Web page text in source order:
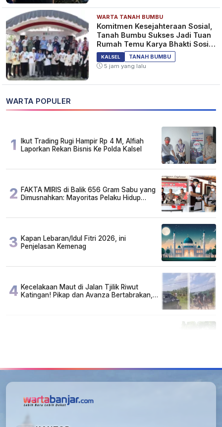
WARTA TANAH BUMBU
Komitmen Kesejahteraan Sosial,
Tanah Bumbu Sukses Jadi Tuan
Rumah Temu Karya Bhakti Sosial
PSM Ke-23
KALSEL
TANAH BUMBU
5 jam yang lalu
WARTA POPULER
1
Ikut Trading Rugi Hampir Rp 4 M, Alfiah
Laporkan Rekan Bisnis Ke Polda Kalsel
2 FAKTA MIRIS di Balik 656 Gram Sabu yang
Dimusnahkan: Mayoritas Pelaku Hidup
3 Kapan Lebaran/Idul Fitri 2026, ini
Penjelasan Kemenag
4 Kecelakaan Maut di Jalan Tjilik Riwut
Katingan! Pikap dan Avanza Bertabrakan,